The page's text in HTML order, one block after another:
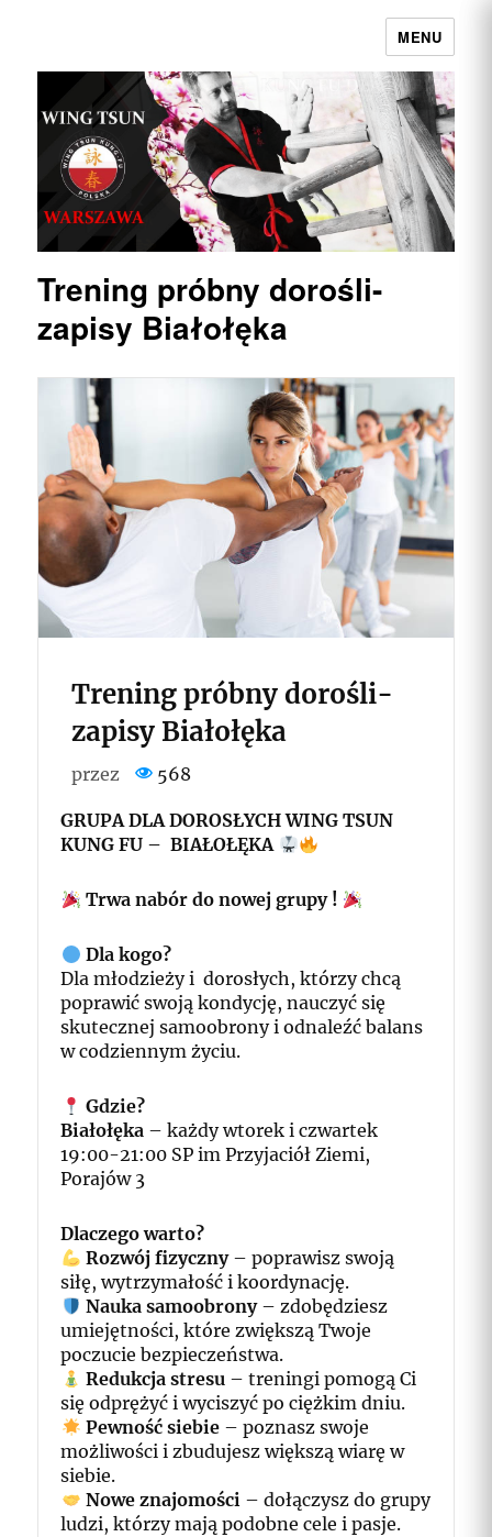
Wing Tsun Kung Fu Warszawa |
Najpełniejszy przekaz w Polsce
MENU
Trening próbny dorośli-
zapisy Białołęka
Trening próbny dorośli-
zapisy Białołęka
przez 568
GRUPA DLA DOROSŁYCH WING TSUN
KUNG FU – BIAŁOŁĘKA
Trwa nabór do nowej grupy !
Dla kogo?
Dla młodzieży i dorosłych, którzy chcą
poprawić swoją kondycję, nauczyć się
skutecznej samoobrony i odnaleźć balans
w codziennym życiu.
Gdzie?
Białołęka – każdy wtorek i czwartek
19:00-21:00 SP im Przyjaciół Ziemi,
Porajów 3
Dlaczego warto?
Rozwój fizyczny– poprawisz swoją
siłę, wytrzymałość i koordynację.
Nauka samoobrony– zdobędziesz
umiejętności, które zwiększą Twoje
poczucie bezpieczeństwa.
Redukcja stresu– treningi pomogą Ci
się odprężyć i wyciszyć po ciężkim dniu.
Pewność siebie– poznasz swoje
możliwości i zbudujesz większą wiarę w
siebie.
Nowe znajomości– dołączysz do grupy
ludzi, którzy mają podobne cele i pasje.